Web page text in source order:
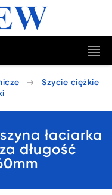
Szycie ciężkie
łaciarka
długość